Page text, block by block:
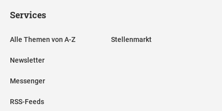
Services
Alle Themen von A-Z
Newsletter
Messenger
RSS-Feeds
Stellenmarkt